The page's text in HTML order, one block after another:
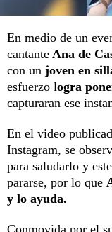
En medio de un
cantante Ana de
con un joven en
esfuerzo logra
capturaran ese
En el video
Instagram, se
para saludarlo y
pararse, por lo que
y lo ayuda.
Conmovida por el